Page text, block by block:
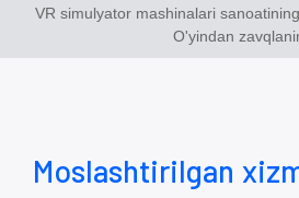
VR simulyator mashinalari
O'yindan
Moslashtirilgan